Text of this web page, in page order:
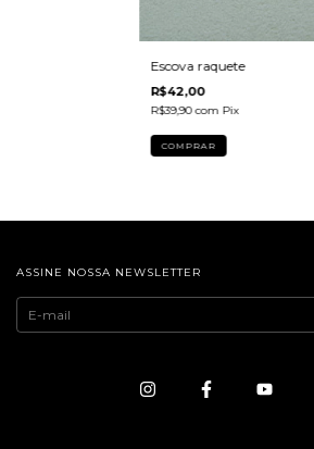
Escova raquete
R$42,00
R$39,90com Pix
ASSINE NOSSA NEWSLETTER